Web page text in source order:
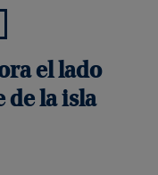
el lado
de la isla